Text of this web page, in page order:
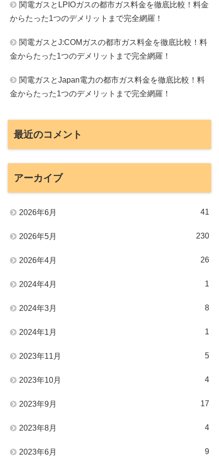
関電ガスとLPIOガスの都市ガス料金を徹底比較！料金
からたった1つのデメリットまで完全網羅！
関電ガスとJ:COMガスの都市ガス料金を徹底比較！料
金からたった1つのデメリットまで完全網羅！
関電ガスとJapan電力の都市ガス料金を徹底比較！料
金からたった1つのデメリットまで完全網羅！
最近のコメント
アーカイブ
2026年6月 41
2026年5月 230
2026年4月 26
2024年4月 1
2024年3月 8
2024年1月 1
2023年11月 5
2023年10月 4
2023年9月 17
2023年8月 4
2023年6月 9